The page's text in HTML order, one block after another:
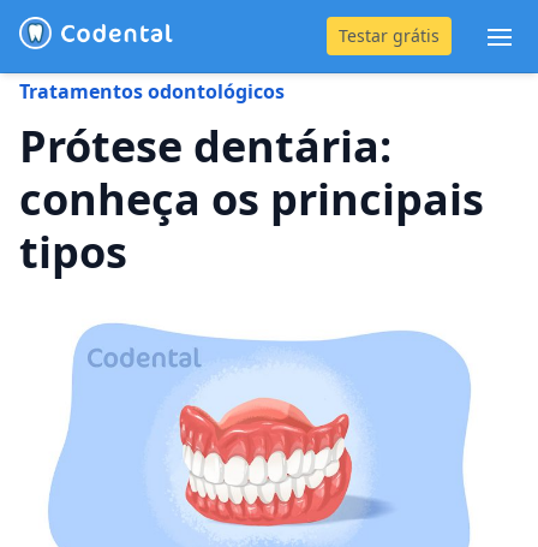
Testar grátis
Blog
Recursos
Entrar
Tratamentos odontológicos
Prótese dentária:
conheça os principais
tipos